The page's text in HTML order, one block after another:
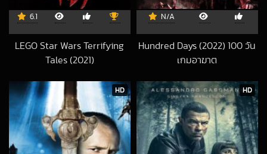
6.1
LEGO Star Wars Terrifying
Tales (2021)
N/A
Hundred Days (2022) 100 วัน
เกมอาฆาต
HD HD